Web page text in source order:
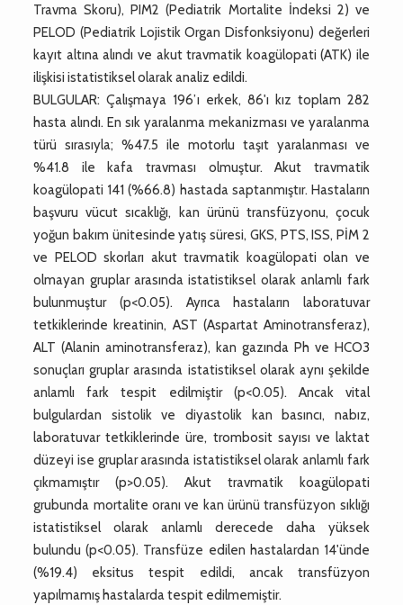
Travma Skoru), PIM2 (Pediatrik Mortalite İndeksi 2) ve
PELOD (Pediatrik Lojistik Organ Disfonksiyonu) değerleri
kayıt altına alındı ve akut travmatik koagülopati (ATK) ile
ilişkisi istatistiksel olarak analiz edildi.
BULGULAR: Çalışmaya 196’ı erkek, 86'ı kız toplam 282
hasta alındı. En sık yaralanma mekanizması ve yaralanma
türü sırasıyla; %47.5 ile motorlu taşıt yaralanması ve
%41.8 ile kafa travması olmuştur. Akut travmatik
koagülopati 141 (%66.8) hastada saptanmıştır. Hastaların
başvuru vücut sıcaklığı, kan ürünü transfüzyonu, çocuk
yoğun bakım ünitesinde yatış süresi, GKS, PTS, ISS, PİM 2
ve PELOD skorları akut travmatik koagülopati olan ve
olmayan gruplar arasında istatistiksel olarak anlamlı fark
bulunmuştur (p<0.05). Ayrıca hastaların laboratuvar
tetkiklerinde kreatinin, AST (Aspartat Aminotransferaz),
ALT (Alanin aminotransferaz), kan gazında Ph ve HCO3
sonuçları gruplar arasında istatistiksel olarak aynı şekilde
anlamlı fark tespit edilmiştir (p<0.05). Ancak vital
bulgulardan sistolik ve diyastolik kan basıncı, nabız,
laboratuvar tetkiklerinde üre, trombosit sayısı ve laktat
düzeyi ise gruplar arasında istatistiksel olarak anlamlı fark
çıkmamıştır (p>0.05). Akut travmatik koagülopati
grubunda mortalite oranı ve kan ürünü transfüzyon sıklığı
istatistiksel olarak anlamlı derecede daha yüksek
bulundu (p<0.05). Transfüze edilen hastalardan 14'ünde
(%19.4) eksitus tespit edildi, ancak transfüzyon
yapılmamış hastalarda tespit edilmemiştir.